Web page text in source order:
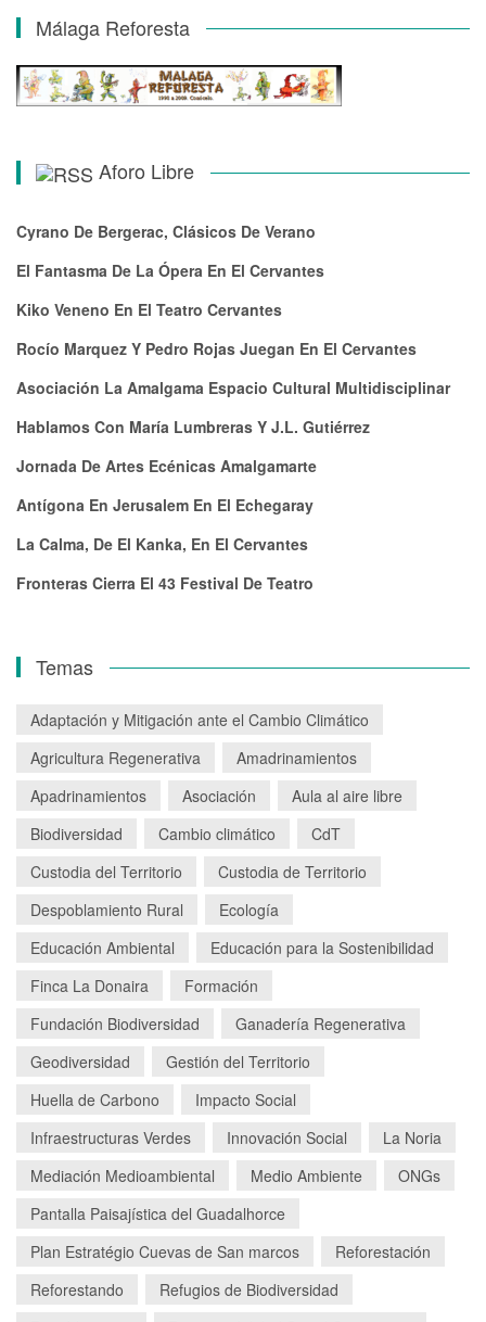
Málaga Reforesta
Aforo Libre
Cyrano De Bergerac, Clásicos De Verano
El Fantasma De La Ópera En El Cervantes
Kiko Veneno En El Teatro Cervantes
Rocío Marquez Y Pedro Rojas Juegan En El Cervantes
Asociación La Amalgama Espacio Cultural Multidisciplinar
Hablamos Con María Lumbreras Y J.L. Gutiérrez
Jornada De Artes Ecénicas Amalgamarte
Antígona En Jerusalem En El Echegaray
La Calma, De El Kanka, En El Cervantes
Fronteras Cierra El 43 Festival De Teatro
Temas
Adaptación y Mitigación ante el Cambio Climático
Agricultura Regenerativa
Amadrinamientos
Apadrinamientos
Asociación
Aula al aire libre
Biodiversidad
Cambio climático
CdT
Custodia del Territorio
Custodia de Territorio
Despoblamiento Rural
Ecología
Educación Ambiental
Educación para la Sostenibilidad
Finca La Donaira
Formación
Fundación Biodiversidad
Ganadería Regenerativa
Geodiversidad
Gestión del Territorio
Huella de Carbono
Impacto Social
Infraestructuras Verdes
Innovación Social
La Noria
Mediación Medioambiental
Medio Ambiente
ONGs
Pantalla Paisajística del Guadalhorce
Plan Estratégio Cuevas de San marcos
Reforestación
Reforestando
Refugios de Biodiversidad